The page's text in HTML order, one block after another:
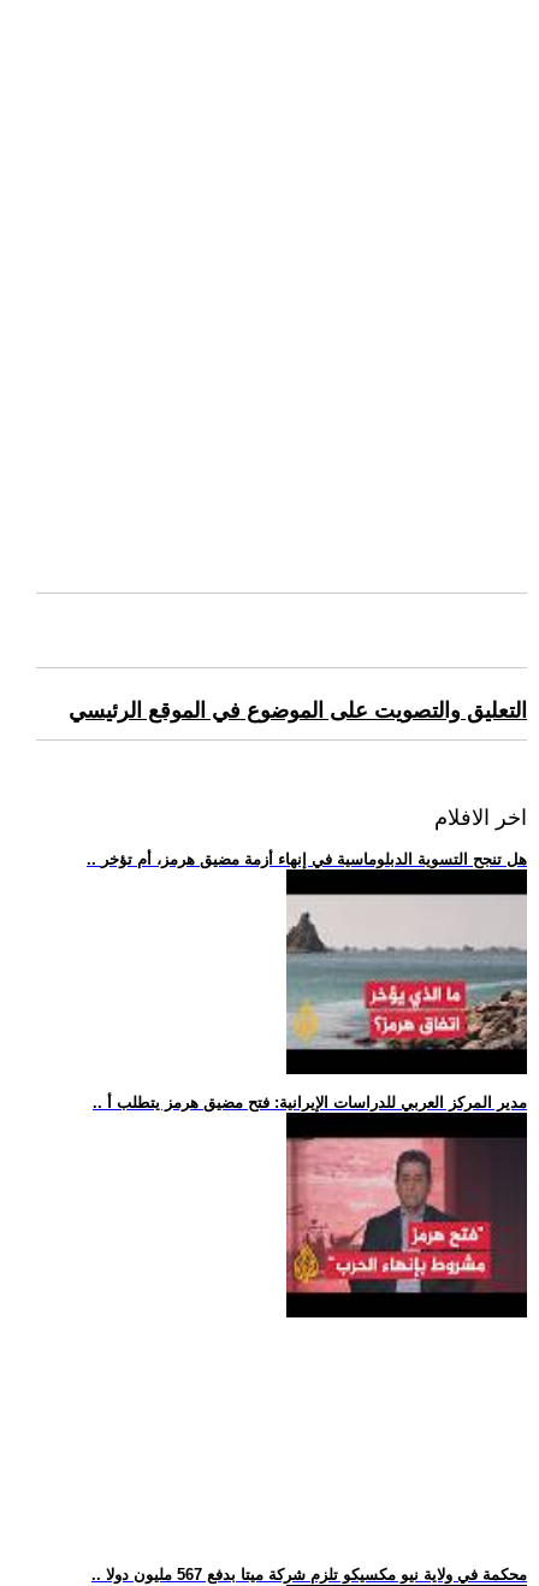
التعليق والتصويت على الموضوع في الموقع الرئيسي
اخر الافلام
.. هل تنجح التسوية الدبلوماسية في إنهاء أزمة مضيق هرمز، أم تؤخر
.. مدير المركز العربي للدراسات الإيرانية: فتح مضيق هرمز يتطلب أ
.. محكمة في ولاية نيو مكسيكو تلزم شركة ميتا بدفع 567 مليون دولا